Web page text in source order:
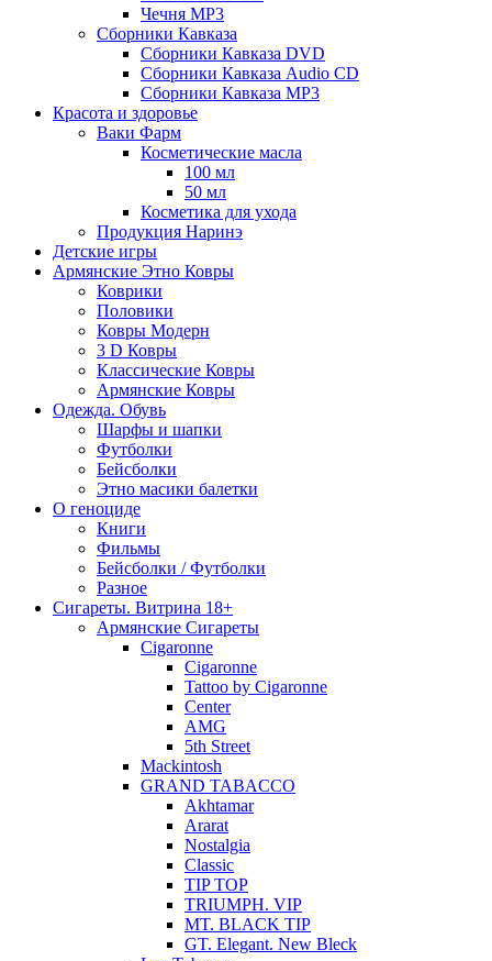
Чечня MP3
Сборники Кавказа
Сборники Кавказа DVD
Сборники Кавказа Audio CD
Сборники Кавказа MP3
Красота и здоровье
Ваки Фарм
Косметические масла
100 мл
50 мл
Косметика для ухода
Продукция Наринэ
Детские игры
Армянские Этно Ковры
Коврики
Половики
Ковры Модерн
3 D Ковры
Классические Ковры
Армянские Ковры
Одежда. Обувь
Шарфы и шапки
Футболки
Бейсболки
Этно масики балетки
О геноциде
Книги
Фильмы
Бейсболки / Футболки
Разное
Сигареты. Витрина 18+
Армянские Сигареты
Cigaronne
Cigaronne
Tattoo by Cigaronne
Center
AMG
5th Street
Mackintosh
GRAND TABACCO
Akhtamar
Ararat
Nostalgia
Classic
TIP TOP
TRIUMPH. VIP
MT. BLACK TIP
GT. Elegant. New Bleck